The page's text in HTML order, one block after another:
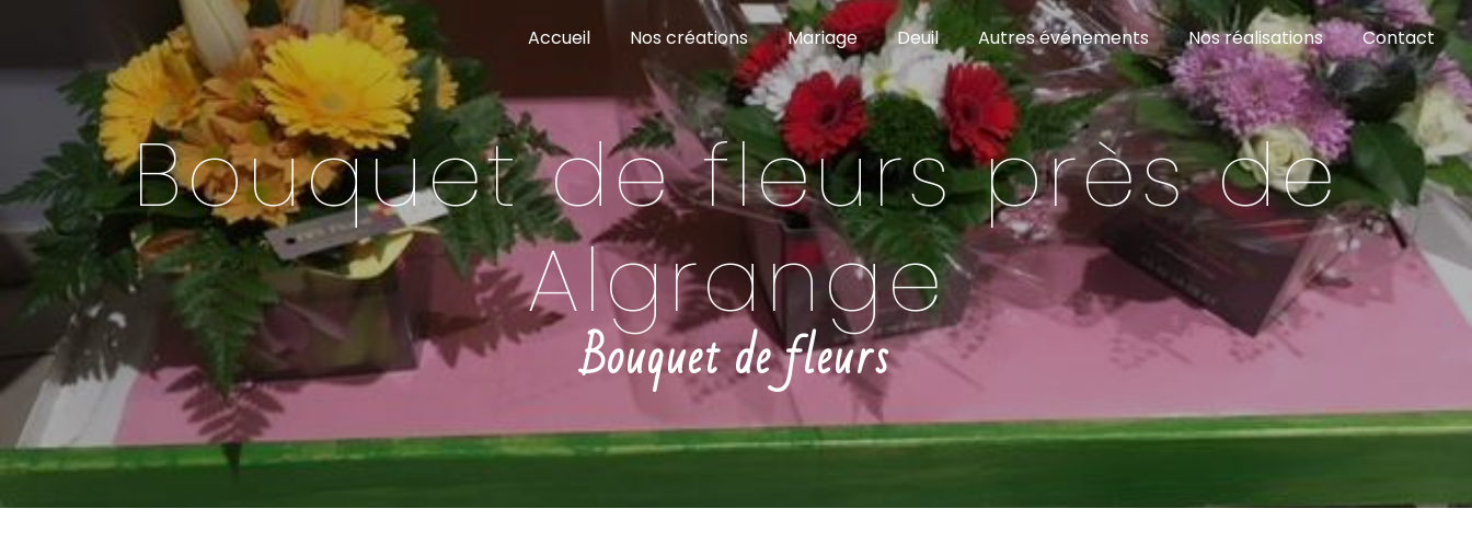
Accueil Nos créations Mariage Deuil Autres événements Nos réalisations Contact
Bouquet de fleurs près de
Algrange
Bouquet de fleurs
Panneau de gestion des cookies